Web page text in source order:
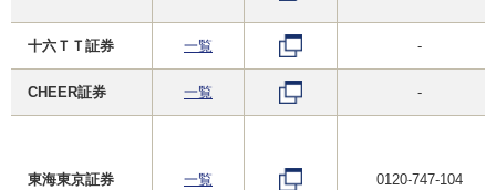
十六ＴＴ証券 一覧 -
CHEER証券 一覧 -
東海東京証券 一覧 0120-747-104